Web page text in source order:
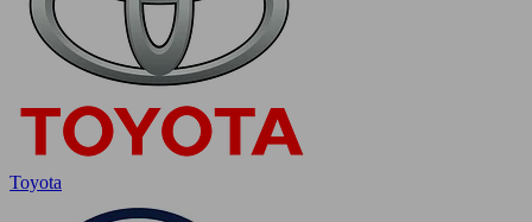
Toyota